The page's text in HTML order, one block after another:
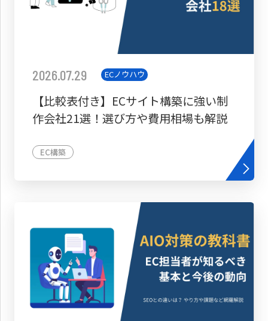
2026.07.29 ECノウハウ
【比較表付き】ECサイト構築に強い制
作会社21選！選び方や費用相場も解説
EC構築